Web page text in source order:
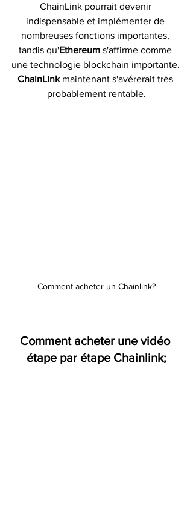
ChainLink pourrait devenir
indispensable et implémenter de
nombreuses fonctions importantes,
tandis qu'Ethereum s'affirme comme
une technologie blockchain importante.
ChainLink maintenant s'avérerait très
probablement rentable.
Comment acheter un Chainlink?
Comment acheter une vidéo
étape par étape Chainlink;